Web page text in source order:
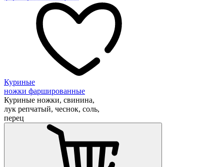
Куриные
ножки фаршированные
Куриные ножки, свинина,
лук репчатый, чеснок, соль,
перец